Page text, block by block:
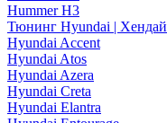
Hummer H3
Тюнинг Hyundai | Хендай
Hyundai Accent
Hyundai Atos
Hyundai Azera
Hyundai Creta
Hyundai Elantra